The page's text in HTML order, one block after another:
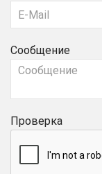
Сообщение
Проверка